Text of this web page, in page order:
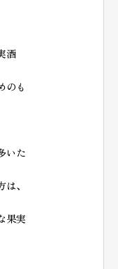
酒
のも
いた
、
果実